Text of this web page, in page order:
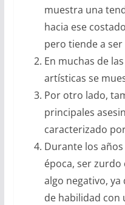
muestra una
hacia ese
pero tiende a
En muchas de
artísticas se
Por otro lado,
principales
caracterizado
Durante los
época, ser
algo negativo,
de habilidad con